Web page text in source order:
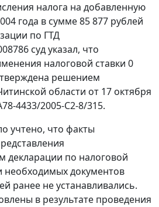
налога на добавленную
года в сумме 85 877 рублей
по ГТД
суд указал, что
налоговой ставки 0
решением
области от 17 октября
4433/2005-С2-8/315.
учтено, что факты
декларации по налоговой
необходимых документов
ранее не устанавливались.
в результате проведения